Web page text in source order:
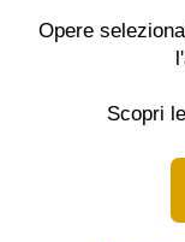
Opere
Scopri